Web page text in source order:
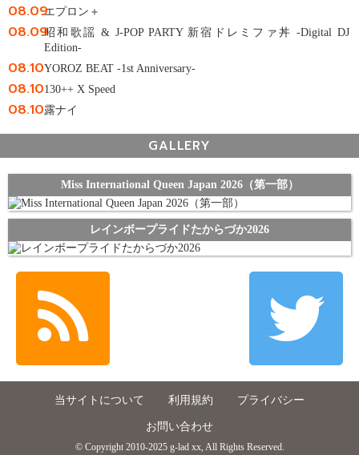
08.09エプロン＋
08.09昭和歌謡 & J-POP PARTY 新宿ドレミファ丼 -Digital DJ
Edition-
08.10YOROZ BEAT -1st Anniversary-
08.10130++ X Speed
08.10露ナイ
GALLERY
Miss International Queen Japan 2026（第一部）
レインボープライドたからづか2026
当サイトについて 利用規約 プライバシー
お問い合わせ
© Copyright 2010-2025 g-lad xx, All Rights Reserved.